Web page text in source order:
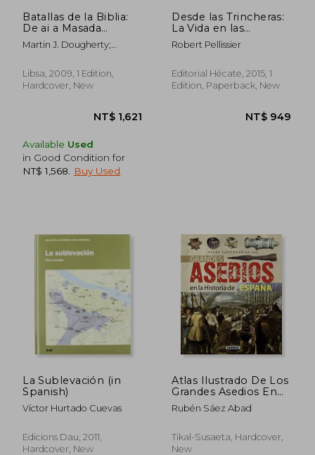
NT$ 1,181 NT$
Batallas de la Biblia:
De ai a Masada
(Armas y Técnicas
Bélicas) (in Spanish)
Martin J. Dougherty;
G. Jestice; Rob S. Rice
Libsa, 2009, 1 Edition,
Hardcover, New
Available Used
in Good Condition for
NT$ 1,568
Buy Used
Desde las Trincheras:
La Vida en las
Trincheras del Frente
Oeste Contada por
Combatieron en Ellas
Durante la Primera
Robert Pellissier
Editorial Hécate, 2015, 1
Edition, Paperback, New
La Sublevación (in
Spanish)
Víctor Hurtado Cuevas
Edicions Dau, 2011,
Hardcover, New
Atlas Ilustrado De Los
Grandes Asedios En
La Historia De España
(in Spanish)
Rubén Sáez Abad
Tikal-Susaeta, Hardcover,
New